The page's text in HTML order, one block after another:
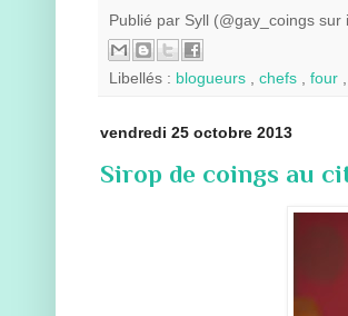
Publié par Syll (@gay_coings sur
Libellés : blogueurs chefs four
vendredi 25 octobre 2013
Sirop de coings au